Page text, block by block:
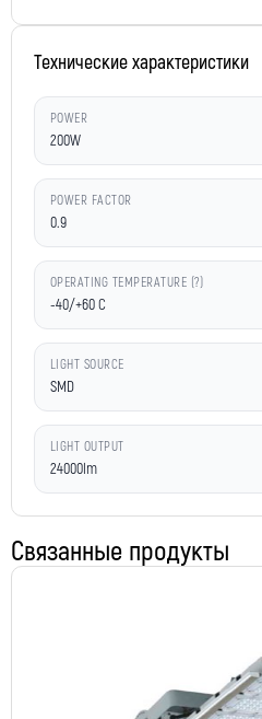
Технические характеристики
POWER
200W
POWER FACTOR
0.9
OPERATING TEMPERATURE (?)
-40/+60 C
LIGHT SOURCE
SMD
LIGHT OUTPUT
24000lm
Связанные продукты